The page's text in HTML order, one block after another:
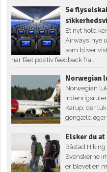
Se
Et nyt hold
Airways’ nye
som bliver
har fået positiv feedback fra...
Norwegian
Norwegian
Karup, der
gengæld øger
Elsker du at
Båstad
Svenskerne
er blevet en